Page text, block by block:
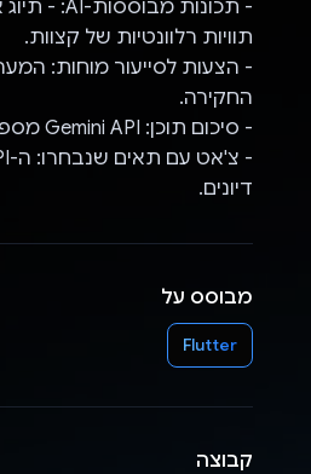
תוויות רלוונטיות של קצוות.
- הצעות לסייעור מוחות:
החקירה.
- סיכום תוכן: Gemini API מספק סיכומים של מאמרים, טקסטים ותמונות.
דיונים.
מבוסס על
Flutter
קבוצה